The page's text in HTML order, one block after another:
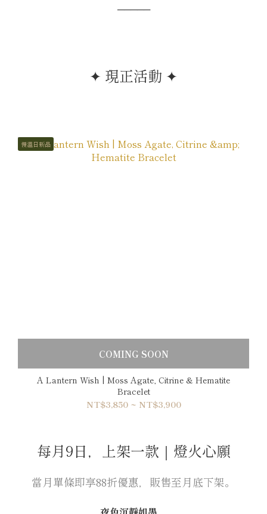
─────
✦ 現正活動 ✦
慢溫日新品
COMING SOON
A Lantern Wish | Moss Agate, Citrine & Hematite
Bracelet
NT$3,850 ~ NT$3,900
每月9日，上架一款｜燈火心願
當月單條即享88折優惠，販售至月底下架。